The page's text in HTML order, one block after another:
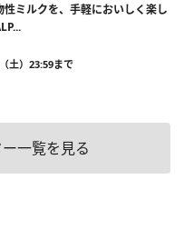
性ミルクを、手軽においしく楽し
土）23:59まで
一覧を見る